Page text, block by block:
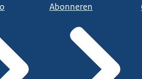
Abonneren